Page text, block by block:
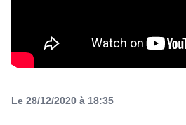
Le 28/12/2020 à 18:35